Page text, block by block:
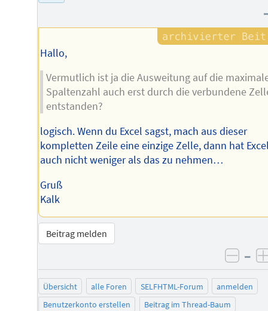
Hallo,
Vermutlich ist ja die Ausweitung auf die
Spaltenzahl auch erst durch die verbundene
entstanden?
logisch. Wenn du Excel sagst, mach aus dieser
kompletten Zeile eine einzige Zelle, dann hat
auch nicht weniger als das zu nehmen…
Gruß
Kalk
Beitrag melden
–
Übersicht alle Foren SELFHTML-Forum
anmelden
Benutzerkonto erstellen
Beitrag im Thread-Baum